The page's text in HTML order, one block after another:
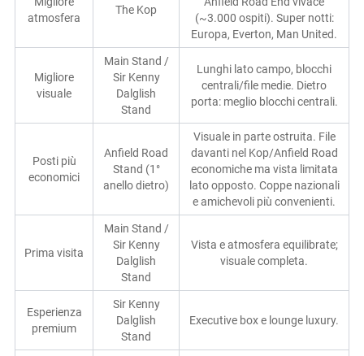
atmosfera
The Kop
(~3.000 ospiti). Super notti:
Europa, Everton, Man United.
Migliore
visuale
Main Stand /
Sir Kenny
Dalglish
Stand
Lunghi lato campo, blocchi
centrali/file medie. Dietro
porta: meglio blocchi centrali.
Posti più
economici
Anfield Road
Stand (1°
anello dietro)
Visuale in parte ostruita. File
davanti nel Kop/Anfield Road
economiche ma vista limitata
lato opposto. Coppe nazionali
e amichevoli più convenienti.
Prima visita
Main Stand /
Sir Kenny
Dalglish
Stand
Vista e atmosfera equilibrate;
visuale completa.
Esperienza
premium
Sir Kenny
Dalglish
Stand
Executive box e lounge luxury.